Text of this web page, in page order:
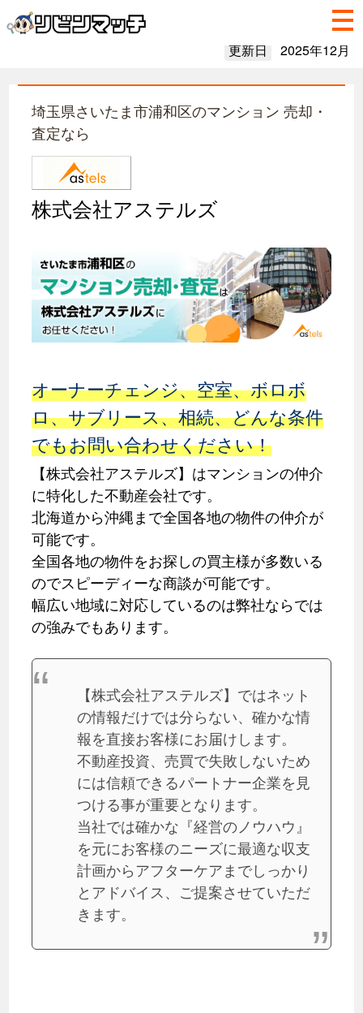
更新日 2025年12月
埼玉県さいたま市浦和区のマンション 売却・
査定なら
株式会社アステルズ
オーナーチェンジ、空室、ボロボ
ロ、サブリース、相続、どんな条件
でもお問い合わせください！
【株式会社アステルズ】はマンションの仲介
に特化した不動産会社です。
北海道から沖縄まで全国各地の物件の仲介が
可能です。
全国各地の物件をお探しの買主様が多数いる
のでスピーディーな商談が可能です。
幅広い地域に対応しているのは弊社ならでは
の強みでもあります。
【株式会社アステルズ】ではネット
の情報だけでは分らない、確かな情
報を直接お客様にお届けします。
不動産投資、売買で失敗しないため
には信頼できるパートナー企業を見
つける事が重要となります。
当社では確かな『経営のノウハウ』
を元にお客様のニーズに最適な収支
計画からアフターケアまでしっかり
とアドバイス、ご提案させていただ
きます。